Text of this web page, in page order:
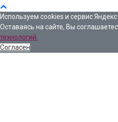
Используем cookies и сервис
Оставаясь на сайте, Вы
технологий.
Согласен